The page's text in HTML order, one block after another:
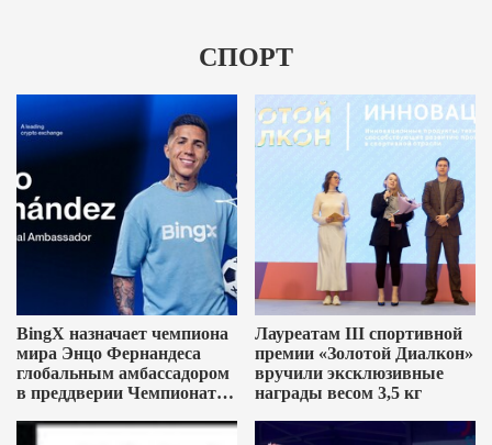
СПОРТ
BingX назначает чемпиона
мира Энцо Фернандеса
глобальным амбассадором
в преддверии Чемпионата
Лауреатам III спортивной
премии «Золотой Диалкон»
вручили эксклюзивные
награды весом 3,5 кг